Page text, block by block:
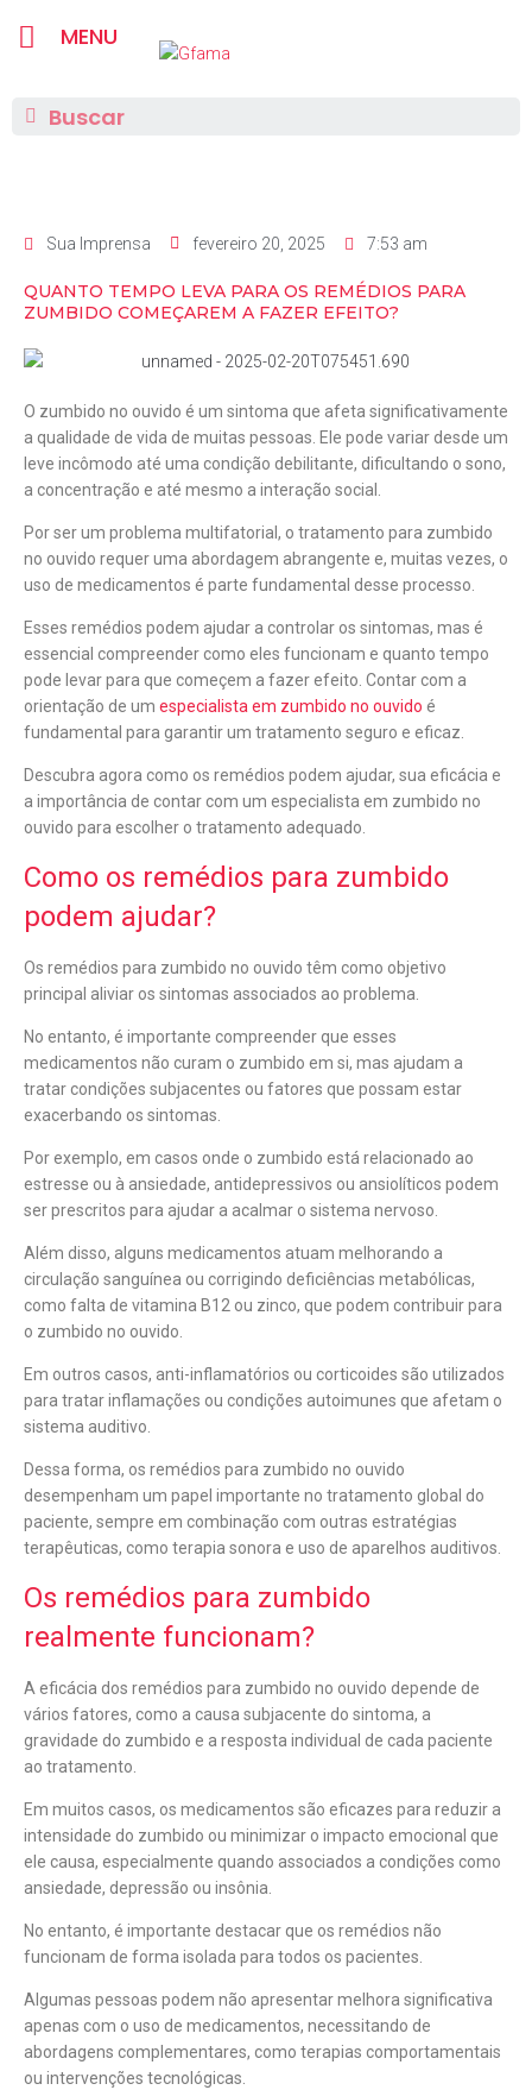
MENU
Sua Imprensa fevereiro 20, 2025 7:53 am
QUANTO TEMPO LEVA PARA OS REMÉDIOS PARA
ZUMBIDO COMEÇAREM A FAZER EFEITO?
O zumbido no ouvido é um sintoma que afeta significativamente
a qualidade de vida de muitas pessoas. Ele pode variar desde um
leve incômodo até uma condição debilitante, dificultando o sono,
a concentração e até mesmo a interação social.
Por ser um problema multifatorial, o tratamento para zumbido
no ouvido requer uma abordagem abrangente e, muitas vezes, o
uso de medicamentos é parte fundamental desse processo.
Esses remédios podem ajudar a controlar os sintomas, mas é
essencial compreender como eles funcionam e quanto tempo
pode levar para que começem a fazer efeito. Contar com a
orientação de um especialista em zumbido no ouvido é
fundamental para garantir um tratamento seguro e eficaz.
Descubra agora como os remédios podem ajudar, sua eficácia e
a importância de contar com um especialista em zumbido no
ouvido para escolher o tratamento adequado.
Como os remédios para zumbido
podem ajudar?
Os remédios para zumbido no ouvido têm como objetivo
principal aliviar os sintomas associados ao problema.
No entanto, é importante compreender que esses
medicamentos não curam o zumbido em si, mas ajudam a
tratar condições subjacentes ou fatores que possam estar
exacerbando os sintomas.
Por exemplo, em casos onde o zumbido está relacionado ao
estresse ou à ansiedade, antidepressivos ou ansiolíticos podem
ser prescritos para ajudar a acalmar o sistema nervoso.
Além disso, alguns medicamentos atuam melhorando a
circulação sanguínea ou corrigindo deficiências metabólicas,
como falta de vitamina B12 ou zinco, que podem contribuir para
o zumbido no ouvido.
Em outros casos, anti-inflamatórios ou corticoides são utilizados
para tratar inflamações ou condições autoimunes que afetam o
sistema auditivo.
Dessa forma, os remédios para zumbido no ouvido
desempenham um papel importante no tratamento global do
paciente, sempre em combinação com outras estratégias
terapêuticas, como terapia sonora e uso de aparelhos auditivos.
Os remédios para zumbido
realmente funcionam?
A eficácia dos remédios para zumbido no ouvido depende de
vários fatores, como a causa subjacente do sintoma, a
gravidade do zumbido e a resposta individual de cada paciente
ao tratamento.
Em muitos casos, os medicamentos são eficazes para reduzir a
intensidade do zumbido ou minimizar o impacto emocional que
ele causa, especialmente quando associados a condições como
ansiedade, depressão ou insônia.
No entanto, é importante destacar que os remédios não
funcionam de forma isolada para todos os pacientes.
Algumas pessoas podem não apresentar melhora significativa
apenas com o uso de medicamentos, necessitando de
abordagens complementares, como terapias comportamentais
ou intervenções tecnológicas.